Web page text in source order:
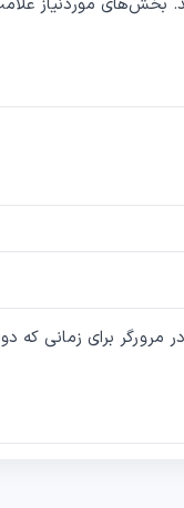
بخش‌های موردنیاز
مرورگر برای زمانی که